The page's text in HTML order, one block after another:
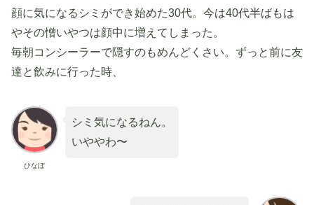
顔に気になるシミができ始めた30代。今は40代半ばもは
やその憎いやつは顔中に増えてしまった。
毎朝コンシーラーで隠すのもめんどくさい。ずっと前に友
達と飲みに行った時、
ひなぼ
シミ気になるねん。
いややわ〜